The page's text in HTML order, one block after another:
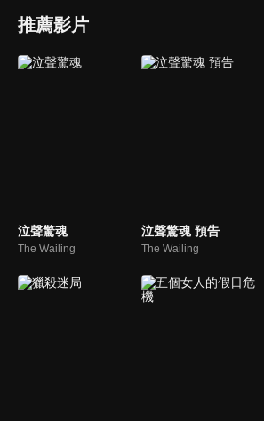
推薦影片
泣聲驚魂
The Wailing
泣聲驚魂 預告
The Wailing